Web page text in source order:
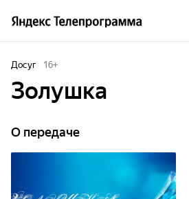
Досуг 16+
Золушка
О передаче